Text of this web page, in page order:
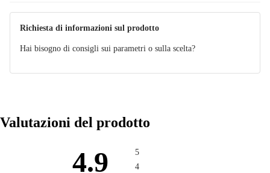
Richiesta di informazioni sul prodotto
Hai bisogno di consigli sui parametri o sulla scelta?
Valutazioni del prodotto
4.9
5
4